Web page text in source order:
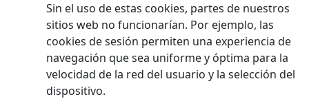
Sin el uso de estas cookies, partes de nuestros
sitios web no funcionarían. Por ejemplo, las
cookies de sesión permiten una experiencia de
navegación que sea uniforme y óptima para la
velocidad de la red del usuario y la selección del
dispositivo.